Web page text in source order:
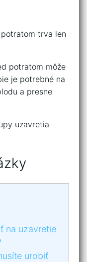
trva len
potratom môže
je potrebné na
a presne
uzavretia
na uzavretie
urobiť